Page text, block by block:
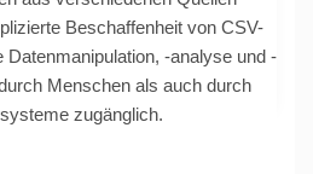
Beschaffenheit von CSV-
Datenmanipulation, -analyse und -
Menschen als auch durch
zugänglich.